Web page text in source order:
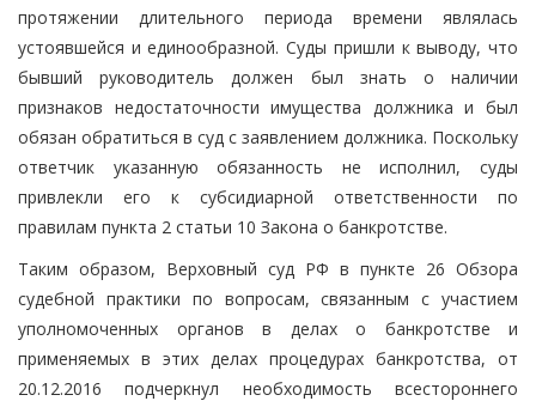
протяжении длительного периода времени являлась
устоявшейся и единообразной. Суды пришли к выводу, что
бывший руководитель должен был знать о наличии
признаков недостаточности имущества должника и был
обязан обратиться в суд с заявлением должника. Поскольку
ответчик указанную обязанность не исполнил, суды
привлекли его к субсидиарной ответственности по
правилам пункта 2 статьи 10 Закона о банкротстве.
Таким образом, Верховный суд РФ в пункте 26 Обзора
судебной практики по вопросам, связанным с участием
уполномоченных органов в делах о банкротстве и
применяемых в этих делах процедурах банкротства, от
20.12.2016 подчеркнул необходимость всестороннего